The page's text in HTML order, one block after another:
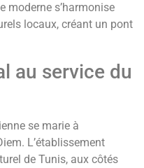
moderne s’harmonise
locaux, créant un pont
au service du
se marie à
L’établissement
de Tunis, aux côtés